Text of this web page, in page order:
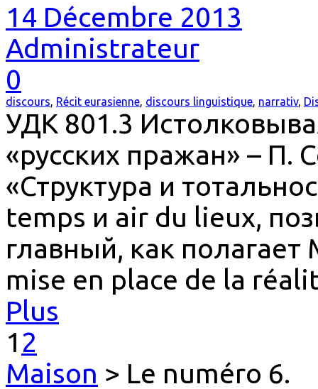
14 Décembre 2013
Administrateur
0
discours, Récit eurasienne, discours linguistique, narrativ,
УДК 801.3
«русских пражан» – П.
«Структура и
temps и air du lieux,
главный, как
mise en place de la
Plus
1 2
Maison > Le numéro 6.